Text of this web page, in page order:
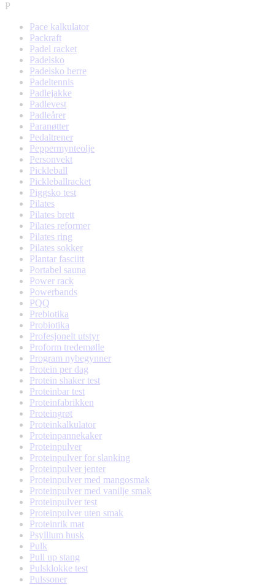
P
Pace kalkulator
Packraft
Padel racket
Padelsko
Padelsko herre
Padeltennis
Padlejakke
Padlevest
Padleårer
Paranøtter
Pedaltrener
Peppermynteolje
Personvekt
Pickleball
Pickleballracket
Piggsko test
Pilates
Pilates brett
Pilates reformer
Pilates ring
Pilates sokker
Plantar fasciitt
Portabel sauna
Power rack
Powerbands
PQQ
Prebiotika
Probiotika
Profesjonelt utstyr
Proform tredemølle
Program nybegynner
Protein per dag
Protein shaker test
Proteinbar test
Proteinfabrikken
Proteingrøt
Proteinkalkulator
Proteinpannekaker
Proteinpulver
Proteinpulver for slanking
Proteinpulver jenter
Proteinpulver med mangosmak
Proteinpulver med vanilje smak
Proteinpulver test
Proteinpulver uten smak
Proteinrik mat
Psyllium husk
Pulk
Pull up stang
Pulsklokke test
Pulssoner